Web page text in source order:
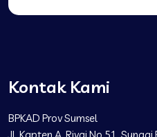
Kontak Kami
BPKAD Prov Sumsel